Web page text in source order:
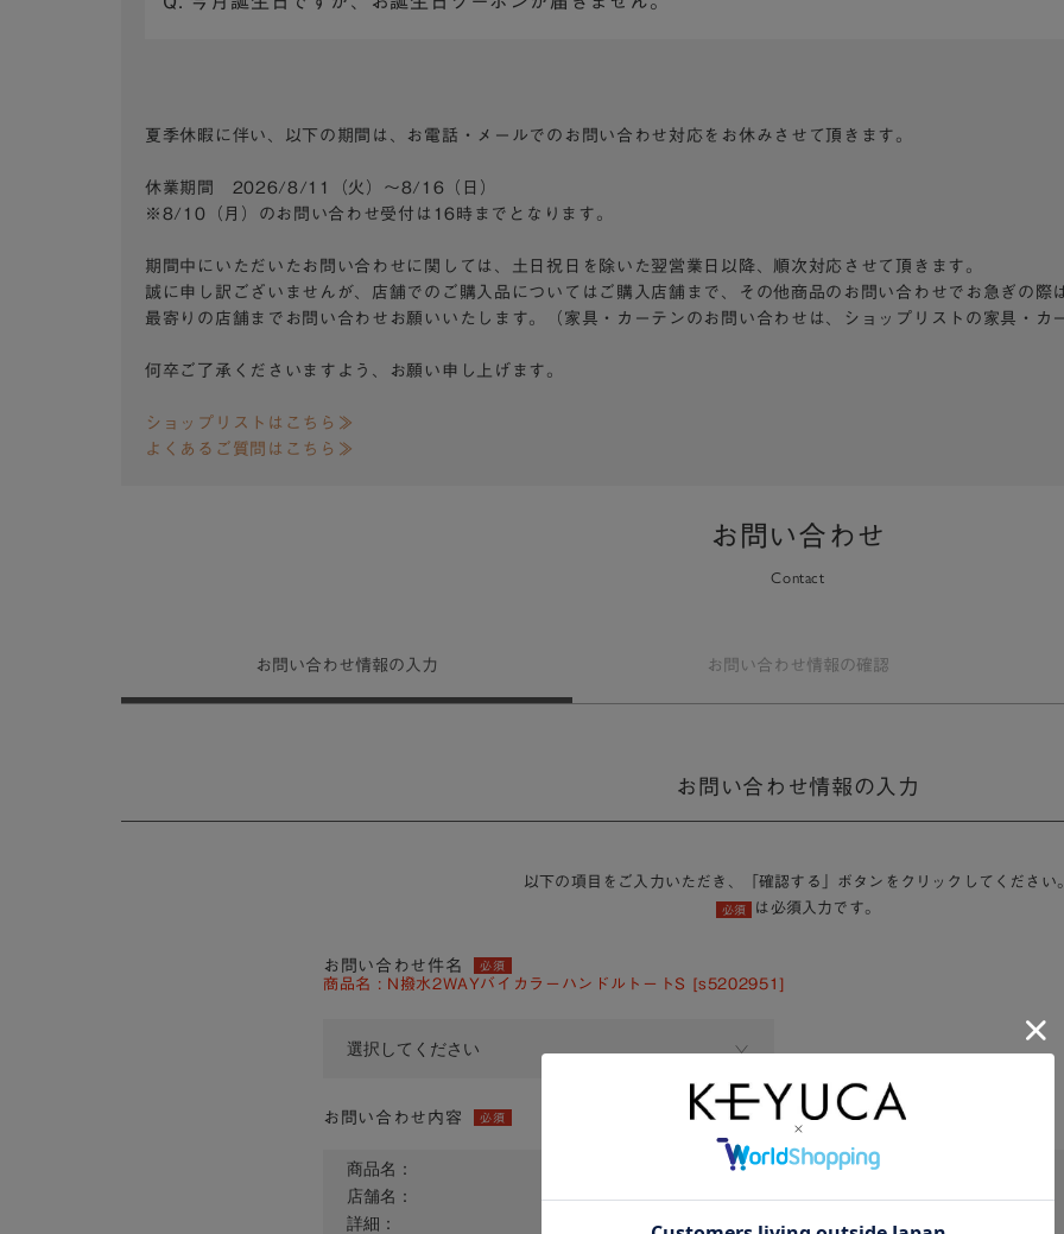
夏季休暇に伴い、以下の期間は、お電話・メールでのお問い合わせ対応をお休みさせて頂きます。
休業期間 2026/8/11（火）～8/16（日）
※8/10（月）のお問い合わせ受付は16時までとなります。
期間中にいただいたお問い合わせに関しては、土日祝日を除いた翌営業日以降、順次対応させて頂きます。
誠に申し訳ございませんが、店舗でのご購入品についてはご購入店舗まで、その他商品のお問い合わせでお急ぎの際
最寄りの店舗までお問い合わせお願いいたします。（家具・カーテンのお問い合わせは、ショップリストの家具・カ
何卒ご了承くださいますよう、お願い申し上げます。
ショップリストはこちら≫
よくあるご質問はこちら≫
お問い合わせ
Contact
お問い合わせ情報の入力 お問い合わせ 情報の確認
お問い合わせ情報の入力
以下の項目をご入力いただき、「確認する」ボタンをクリックしてください
必須 は必須入力です。
お問い合わせ件名 必須
商品名 : N撥水2WAYバイカラーハンドルトートS [s5202951]
お問い合わせ内容 必須